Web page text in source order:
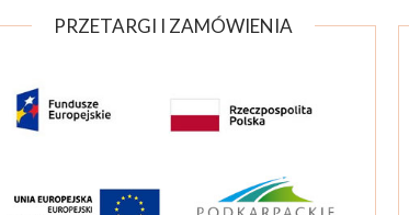
PRZETARGI I ZAMÓWIENIA